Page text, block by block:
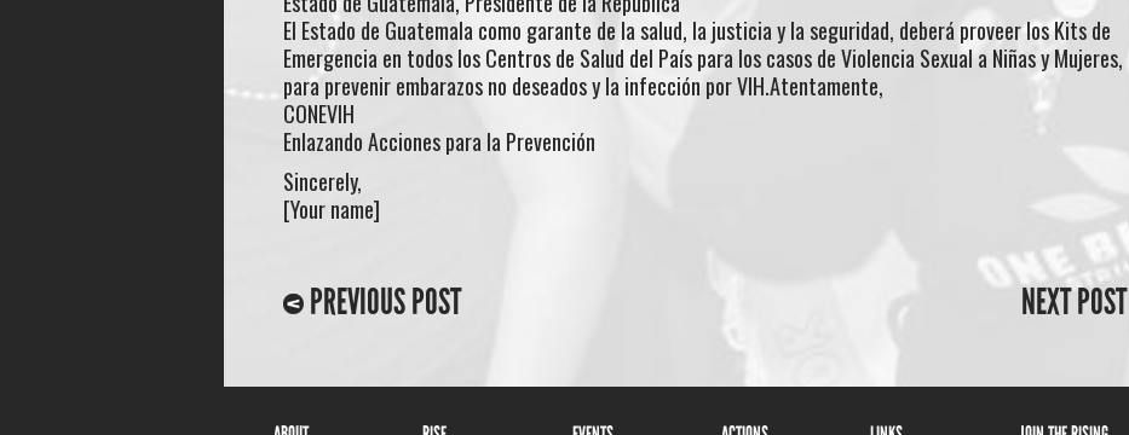
El Estado de Guatemala como garante de la salud, la justicia y la seguridad, deberá proveer los Kits de
Emergencia en todos los Centros de Salud del País para los casos de Violencia Sexual a Niñas y Mujeres,
para prevenir embarazos no deseados y la infección por VIH.Atentamente,
CONEVIH
Enlazando Acciones para la Prevención
Sincerely,
[Your name]
PREVIOUS POST NEXT POST